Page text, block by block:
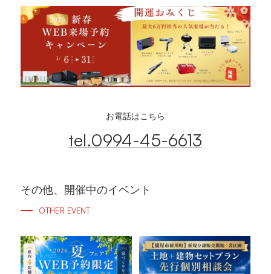
お電話はこちら
tel.0994-45-6613
その他、開催中のイベント
OTHER EVENT